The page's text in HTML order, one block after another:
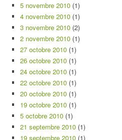
5 novembre 2010 (1)
4 novembre 2010 (1)
3 novembre 2010 (2)
2 novembre 2010 (1)
27 octobre 2010 (1)
26 octobre 2010 (1)
24 octobre 2010 (1)
22 octobre 2010 (1)
20 octobre 2010 (1)
19 octobre 2010 (1)
5 octobre 2010 (1)
21 septembre 2010 (1)
19 septembre 2010 (1)